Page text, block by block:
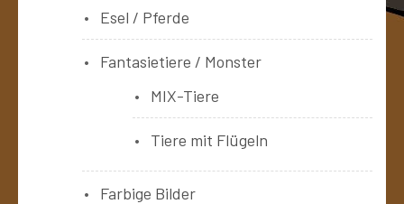
Esel / Pferde
Fantasietiere / Monster
MIX-Tiere
Tiere mit Flügeln
Farbige Bilder